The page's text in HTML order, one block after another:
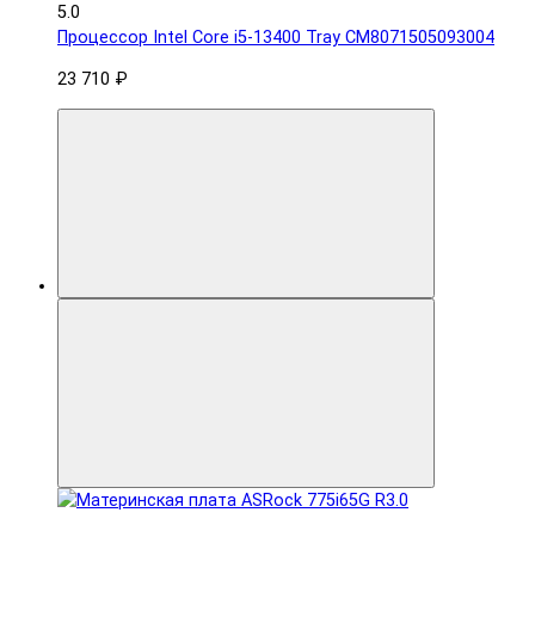
5.0
Процессор Intel Core i5-13400 Tray CM8071505093004
23 710 ₽